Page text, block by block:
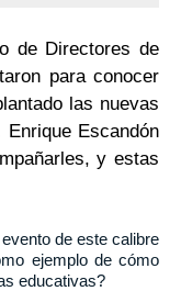
de Directores de
para conocer
las nuevas
Escandón
y estas
de este calibre
ejemplo de cómo
educativas?